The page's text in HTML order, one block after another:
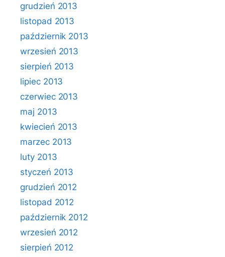
grudzień 2013
listopad 2013
październik 2013
wrzesień 2013
sierpień 2013
lipiec 2013
czerwiec 2013
maj 2013
kwiecień 2013
marzec 2013
luty 2013
styczeń 2013
grudzień 2012
listopad 2012
październik 2012
wrzesień 2012
sierpień 2012